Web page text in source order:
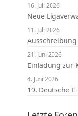
Neue
16. Juli 2026
11. Juli 2026
Einladung zur
21. Juni 2026
19. Deutsche
4. Juni 2026